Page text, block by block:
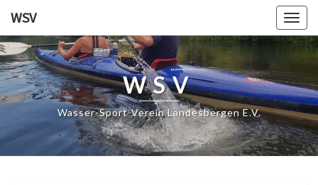
WSV
WSV
Wasser-Sport-Verein Landesbergen E.V.